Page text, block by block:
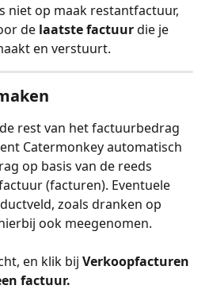
niet op maak restantfactuur,
de laatste factuur die je
en verstuurt.
rest van het factuurbedrag
Catermonkey automatisch
op basis van de reeds
(facturen). Eventuele
zoals dranken op
ook meegenomen.
en klik bij Verkoopfacturen
factuur.